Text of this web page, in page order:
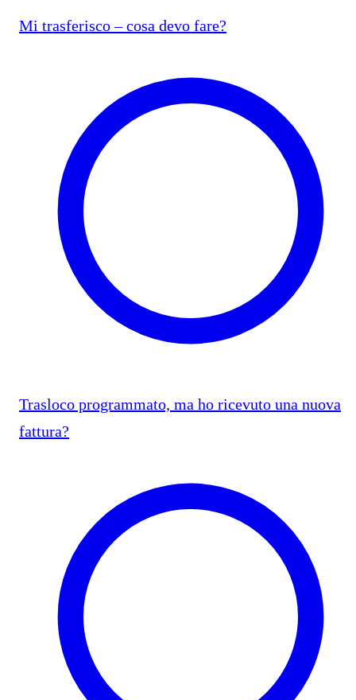
Mi trasferisco – cosa devo fare?
Trasloco programmato, ma ho ricevuto una nuova
fattura?